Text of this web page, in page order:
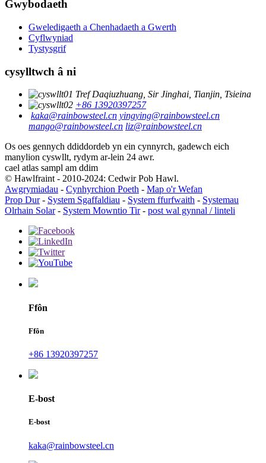
Gwybodaeth
Gweledigaeth a Chenhadaeth a Gwerth
Cyflwyniad
Tystysgrif
cysylltwch â ni
Tref Daqiuzhuang, Sir Jinghai, Tianjin, Tsieina
+86 13920397257
kaka@rainbowsteel.cn yingying@rainbowsteel.cn
mango@rainbowsteel.cn liz@rainbowsteel.cn
Os oes gennych ddiddordeb yn ein cynnyrch, gadewch eich
manylion cyswllt, rydym ar-lein 24 awr.
cael atlas sampl am ddim
© Hawlfraint - 2010-2024: Cedwir Pob Hawl.
Awgrymiadau - Cynhyrchion Poeth - Map o'r Wefan
Prop Dur- System Sgaffaldiau - System ffurfwaith - Systemau
Olrhain Solar- System Mowntio Tir- post wal gynnal / linteli
Ffôn
Ffôn
+86 13920397257
E-bost
E-bost
kaka@rainbowsteel.cn